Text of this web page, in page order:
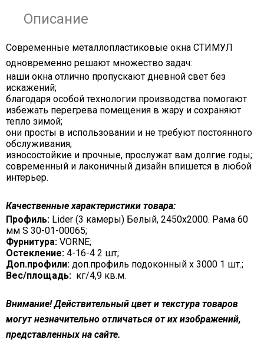
Описание
Современные металлопластиковые окна СТИМУЛ
одновременно решают множество задач:
наши окна отлично пропускают дневной свет без
искажений;
благодаря особой технологии производства помогают
избежать перегрева помещения в жару и сохраняют
тепло зимой;
они просты в использовании и не требуют постоянного
обслуживания;
износостойкие и прочные, прослужат вам долгие годы;
современный и лаконичный дизайн впишется в любой
интерьер.
Качественные характеристики товара:
Профиль: Lider (3 камеры) Белый, 2450х2000. Рама 60
мм S 30-01-00065;
Фурнитура: VORNE;
Остекление: 4-16-4 2 шт;
Доп.профили: доп.профиль подоконный х 3000 1 шт.;
Вес/площадь: кг/4,9 кв.м.
Внимание! Действительный цвет и текстура товаров
могут незначительно отличаться от их изображений,
представленных на сайте.